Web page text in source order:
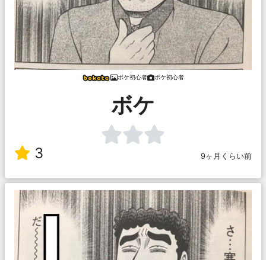
ボケ初心者 ボケ初心者
ボケ
3 9ヶ月くらい前